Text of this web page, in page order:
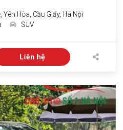
Hòa, Cầu Giấy, Hà Nội
SUV
Liên hệ